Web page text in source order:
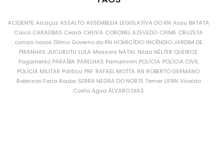
ACIDENTE Alcaçuz ASSALTO ASSEMBLEIA LEGISLATIVA DO RN Assu BATATA
Caicó CARAÚBAS Ceará CHUVA CORONEL AZEVEDO CRIME CRUZETA
currais novos Dilma Governo do RN HOMICÍDIO INCÊNDIO JARDIM DE
PIRANHAS JUCURUTU LULA Mossoró NATAL Nilda NÉLTER QUEIROZ
Pagamento PARAÍBA PARELHAS Parnamirim POLÍCIA POLÍCIA CIVIL
POLÍCIA MILITAR Política PRF RAFAEL MOTTA RN ROBERTO GERMANO
Robinson Faria Roubo SERRA NEGRA DO NORTE Temer UFRN Vivaldo
Costa Água ÁLVARO DIAS